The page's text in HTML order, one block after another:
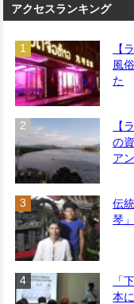
アクセスランキング
【
風
た
【
の
ア
伝
琴
「
本